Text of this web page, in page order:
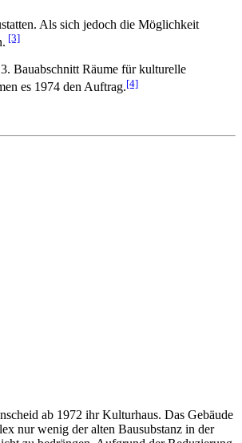
Als sich jedoch die Möglichkeit
[3]
Bauabschnitt Räume für kulturelle
es 1974 den Auftrag.[4]
ab 1972 ihr Kulturhaus. Das Gebäude
nur wenig der alten Bausubstanz in der